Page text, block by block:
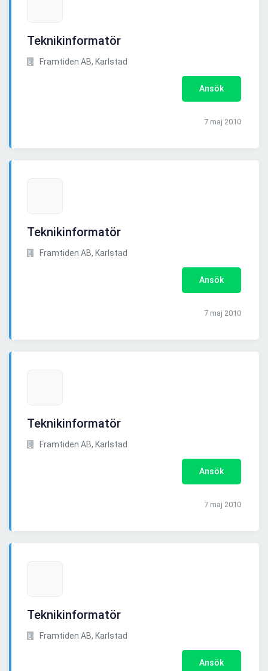
Teknikinformatör
Framtiden AB, Karlstad
Ansök
7 maj 2010
Teknikinformatör
Framtiden AB, Karlstad
Ansök
7 maj 2010
Teknikinformatör
Framtiden AB, Karlstad
Ansök
7 maj 2010
Teknikinformatör
Framtiden AB, Karlstad
Ansök